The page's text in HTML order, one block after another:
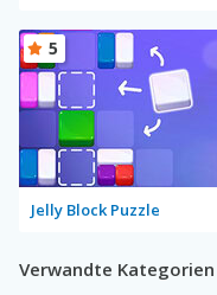
Jelly Block Puzzle
5
Verwandte Kategorien